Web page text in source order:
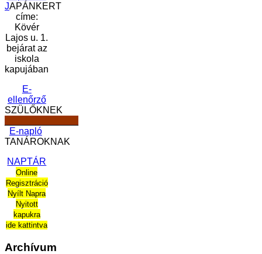
JAPÁNKERT
címe:
Kövér
Lajos u. 1.
bejárat az
iskola
kapujában
E-
ellenőrző
SZÜLŐKNEK
E-napló
TANÁROKNAK
NAPTÁR
Online
Regisztráció
Nyílt Napra
Nyitott
kapukra
ide kattintva
Archívum